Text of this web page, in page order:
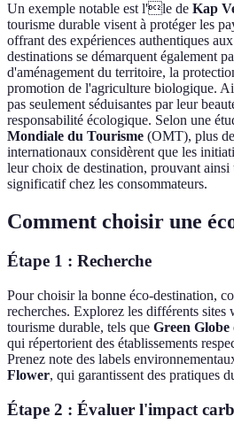
Un exemple notable est l'le de Kap
tourisme durable visent à protéger les
offrant des expériences authentiques
destinations se démarquent également
d'aménagement du territoire, la
promotion de l'agriculture biologique.
pas seulement séduisantes par leur
responsabilité écologique. Selon une
Mondiale du Tourisme (OMT), plus
internationaux considèrent que les
leur choix de destination, prouvant ainsi
significatif chez les consommateurs.
Comment choisir une
Étape 1 : Recherche
Pour choisir la bonne éco-destination,
recherches. Explorez les différents sites
tourisme durable, tels que Green Globe
qui répertorient des établissements
Prenez note des labels
Flower, qui garantissent des pratiques
Étape 2 : Évaluer l'impact